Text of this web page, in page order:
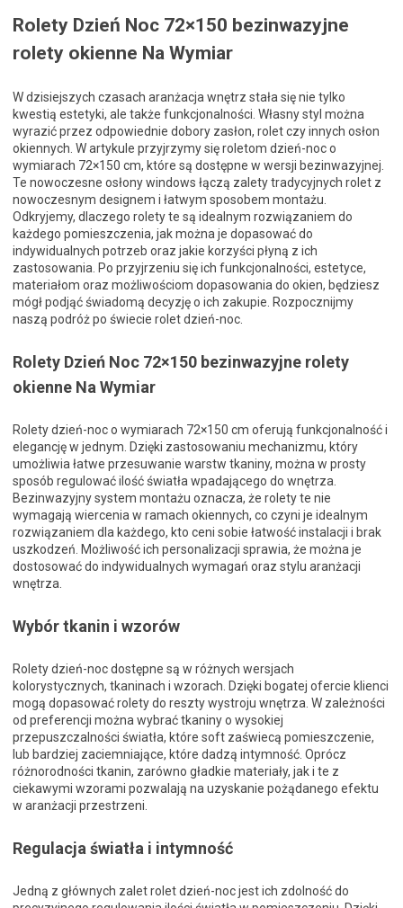
Rolety Dzień Noc 72×150 bezinwazyjne
rolety okienne Na Wymiar
W dzisiejszych czasach aranżacja wnętrz stała się nie tylko
kwestią estetyki, ale także funkcjonalności. Własny styl można
wyrazić przez odpowiednie dobory zasłon, rolet czy innych osłon
okiennych. W artykule przyjrzymy się roletom dzień-noc o
wymiarach 72×150 cm, które są dostępne w wersji bezinwazyjnej.
Te nowoczesne osłony windows łączą zalety tradycyjnych rolet z
nowoczesnym designem i łatwym sposobem montażu.
Odkryjemy, dlaczego rolety te są idealnym rozwiązaniem do
każdego pomieszczenia, jak można je dopasować do
indywidualnych potrzeb oraz jakie korzyści płyną z ich
zastosowania. Po przyjrzeniu się ich funkcjonalności, estetyce,
materiałom oraz możliwościom dopasowania do okien, będziesz
mógł podjąć świadomą decyzję o ich zakupie. Rozpocznijmy
naszą podróż po świecie rolet dzień-noc.
Rolety Dzień Noc 72×150 bezinwazyjne rolety
okienne Na Wymiar
Rolety dzień-noc o wymiarach 72×150 cm oferują funkcjonalność i
elegancję w jednym. Dzięki zastosowaniu mechanizmu, który
umożliwia łatwe przesuwanie warstw tkaniny, można w prosty
sposób regulować ilość światła wpadającego do wnętrza.
Bezinwazyjny system montażu oznacza, że rolety te nie
wymagają wiercenia w ramach okiennych, co czyni je idealnym
rozwiązaniem dla każdego, kto ceni sobie łatwość instalacji i brak
uszkodzeń. Możliwość ich personalizacji sprawia, że można je
dostosować do indywidualnych wymagań oraz stylu aranżacji
wnętrza.
Wybór tkanin i wzorów
Rolety dzień-noc dostępne są w różnych wersjach
kolorystycznych, tkaninach i wzorach. Dzięki bogatej ofercie klienci
mogą dopasować rolety do reszty wystroju wnętrza. W zależności
od preferencji można wybrać tkaniny o wysokiej
przepuszczalności światła, które soft zaświecą pomieszczenie,
lub bardziej zaciemniające, które dadzą intymność. Oprócz
różnorodności tkanin, zarówno gładkie materiały, jak i te z
ciekawymi wzorami pozwalają na uzyskanie pożądanego efektu
w aranżacji przestrzeni.
Regulacja światła i intymność
Jedną z głównych zalet rolet dzień-noc jest ich zdolność do